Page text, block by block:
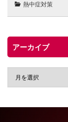
熱中症対策
アーカイブ